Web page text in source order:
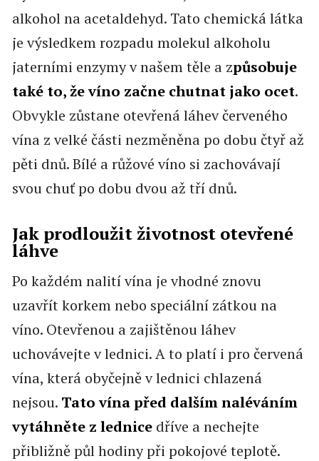
alkohol na acetaldehyd. Tato chemická látka
je výsledkem rozpadu molekul alkoholu
jaterními enzymy v našem těle a způsobuje
také to, že víno začne chutnat jako ocet.
Obvykle zůstane otevřená láhev červeného
vína z velké části nezměněna po dobu čtyř až
pěti dnů. Bílé a růžové víno si zachovávají
svou chuť po dobu dvou až tří dnů.
Jak prodloužit životnost otevřené
láhve
Po každém nalití vína je vhodné znovu
uzavřít korkem nebo speciální zátkou na
víno. Otevřenou a zajištěnou láhev
uchovávejte v lednici. A to platí i pro červená
vína, která obyčejně v lednici chlazená
nejsou. Tato vína před dalším naléváním
vytáhněte z lednicedříve a nechejte
přibližně půl hodiny při pokojové teplotě.